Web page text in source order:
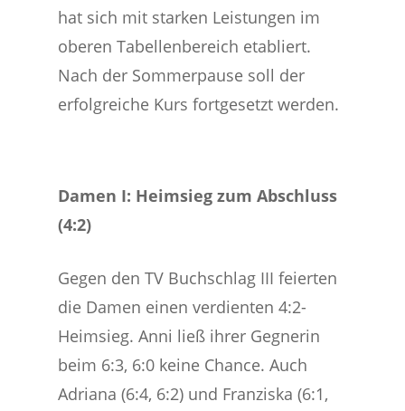
hat sich mit starken Leistungen im
oberen Tabellenbereich etabliert.
Nach der Sommerpause soll der
erfolgreiche Kurs fortgesetzt werden.
Damen I: Heimsieg zum Abschluss
(4:2)
Gegen den TV Buchschlag III feierten
die Damen einen verdienten 4:2-
Heimsieg. Anni ließ ihrer Gegnerin
beim 6:3, 6:0 keine Chance. Auch
Adriana (6:4, 6:2) und Franziska (6:1,